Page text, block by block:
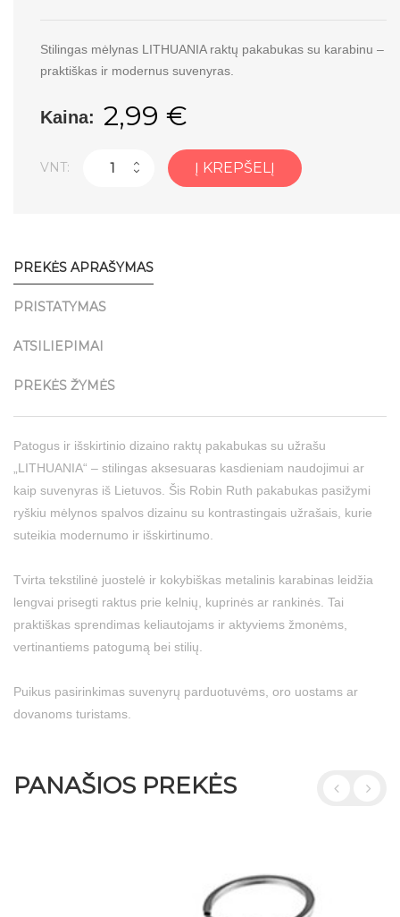
Stilingas mėlynas LITHUANIA raktų pakabukas su karabinu –
praktiškas ir modernus suvenyras.
Kaina: 2,99 €
VNT: Į KREPŠELĮ
PREKĖS APRAŠYMAS
PRISTATYMAS
ATSILIEPIMAI
PREKĖS ŽYMĖS
Patogus ir išskirtinio dizaino raktų pakabukas su užrašu
„LITHUANIA“ – stilingas aksesuaras kasdieniam naudojimui ar
kaip suvenyras iš Lietuvos. Šis Robin Ruth pakabukas pasižymi
ryškiu mėlynos spalvos dizainu su kontrastingais užrašais, kurie
suteikia modernumo ir išskirtinumo.
Tvirta tekstilinė juostelė ir kokybiškas metalinis karabinas leidžia
lengvai prisegti raktus prie kelnių, kuprinės ar rankinės. Tai
praktiškas sprendimas keliautojams ir aktyviems žmonėms,
vertinantiems patogumą bei stilių.
Puikus pasirinkimas suvenyrų parduotuvėms, oro uostams ar
dovanoms turistams.
PANAŠIOS PREKĖS